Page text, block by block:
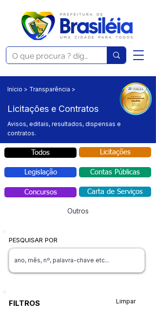
Início > Transparência >
Licitações e Contratos
Avisos, editais, resultados, dispensas e
contratos.
Todos
Legislação
Concursos
Licitações
Contas Públicas
Carta de Serviços
Outros
PESQUISAR POR
FILTROS Limpar